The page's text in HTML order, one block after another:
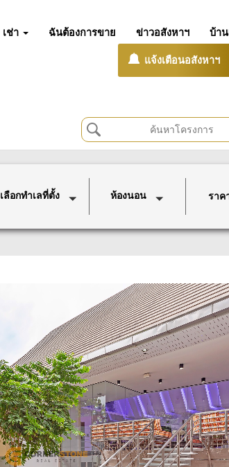
เช่า ฉันต้องการขาย ข่าวอสังหาฯ บ้า
แจ้งเตือนอสังหาฯ
เลือกทำเลที่ตั้ง ห้องนอน ราค